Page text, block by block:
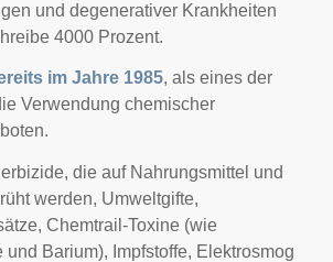
und degenerativer Krankheiten
4000 Prozent.
im Jahre 1985, als eines der
Verwendung chemischer
die auf Nahrungsmittel und
werden, Umweltgifte,
Chemtrail-Toxine (wie
Barium), Impfstoffe, Elektrosmog